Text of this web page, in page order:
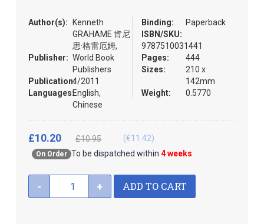
Author(s):
Kenneth
GRAHAME 肯尼
思·格雷厄姆,
Publisher: World Book
Publishers
Publication:4/2011
Languages:English,
Chinese
Binding:
Paperback
ISBN/SKU:
9787510031441
Pages:
444
Sizes:
210 x
142mm
Weight:
0.5770
On Order To be dispatched within 4 weeks
£10.20 £10.95 (€11.42)
- + ADD TO CART